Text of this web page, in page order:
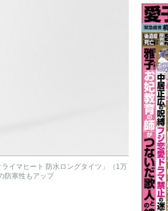
イマヒート 防水ロングタイツ」（1万
防寒性もアップ